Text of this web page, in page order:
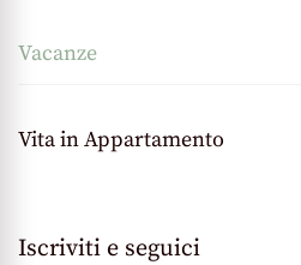
Vacanze
Vita in Appartamento
Iscriviti e seguici